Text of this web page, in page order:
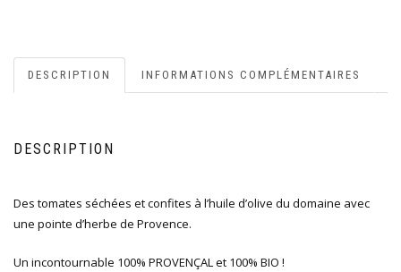
DESCRIPTION INFORMATIONS COMPLÉMENTAIRES
DESCRIPTION
Des tomates séchées et confites à l’huile d’olive du domaine avec
une pointe d’herbe de Provence.
Un incontournable 100% PROVENÇAL et 100% BIO !